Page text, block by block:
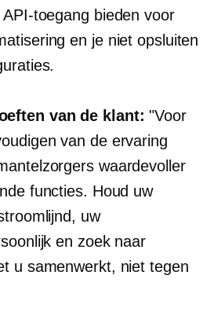
toegang bieden voor
en je niet opsluiten
van de klant: "Voor
van de ervaring
waardevoller
functies. Houd uw
uw
en zoek naar
u samenwerkt, niet tegen